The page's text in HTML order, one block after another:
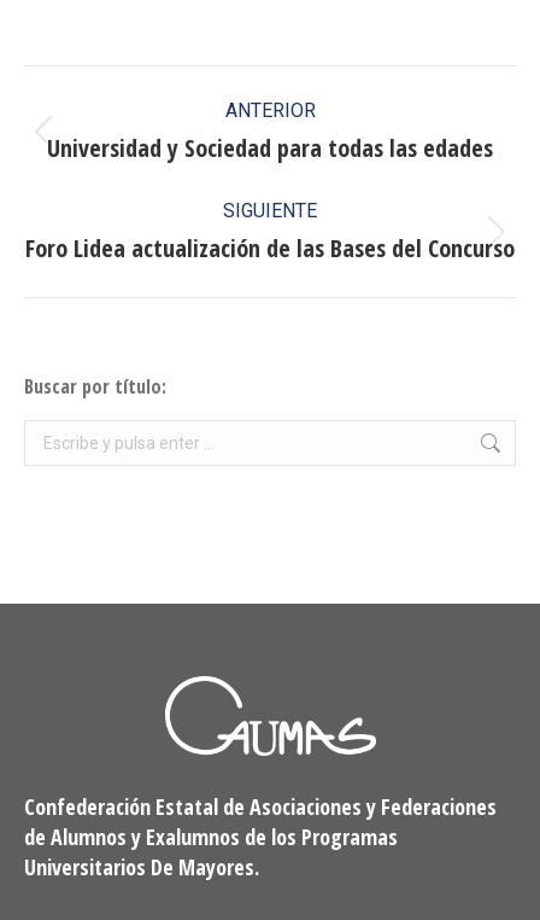
entre
publicaciones
ANTERIOR
Publicación
Universidad y Sociedad para todas las edades
SIGUIENTE
Publicación
Foro Lidea actualización de las Bases del Concurso
Buscar por título:
Buscar:
Confederación Estatal de Asociaciones y Federaciones
de Alumnos y Exalumnos de los Programas
Universitarios De Mayores.